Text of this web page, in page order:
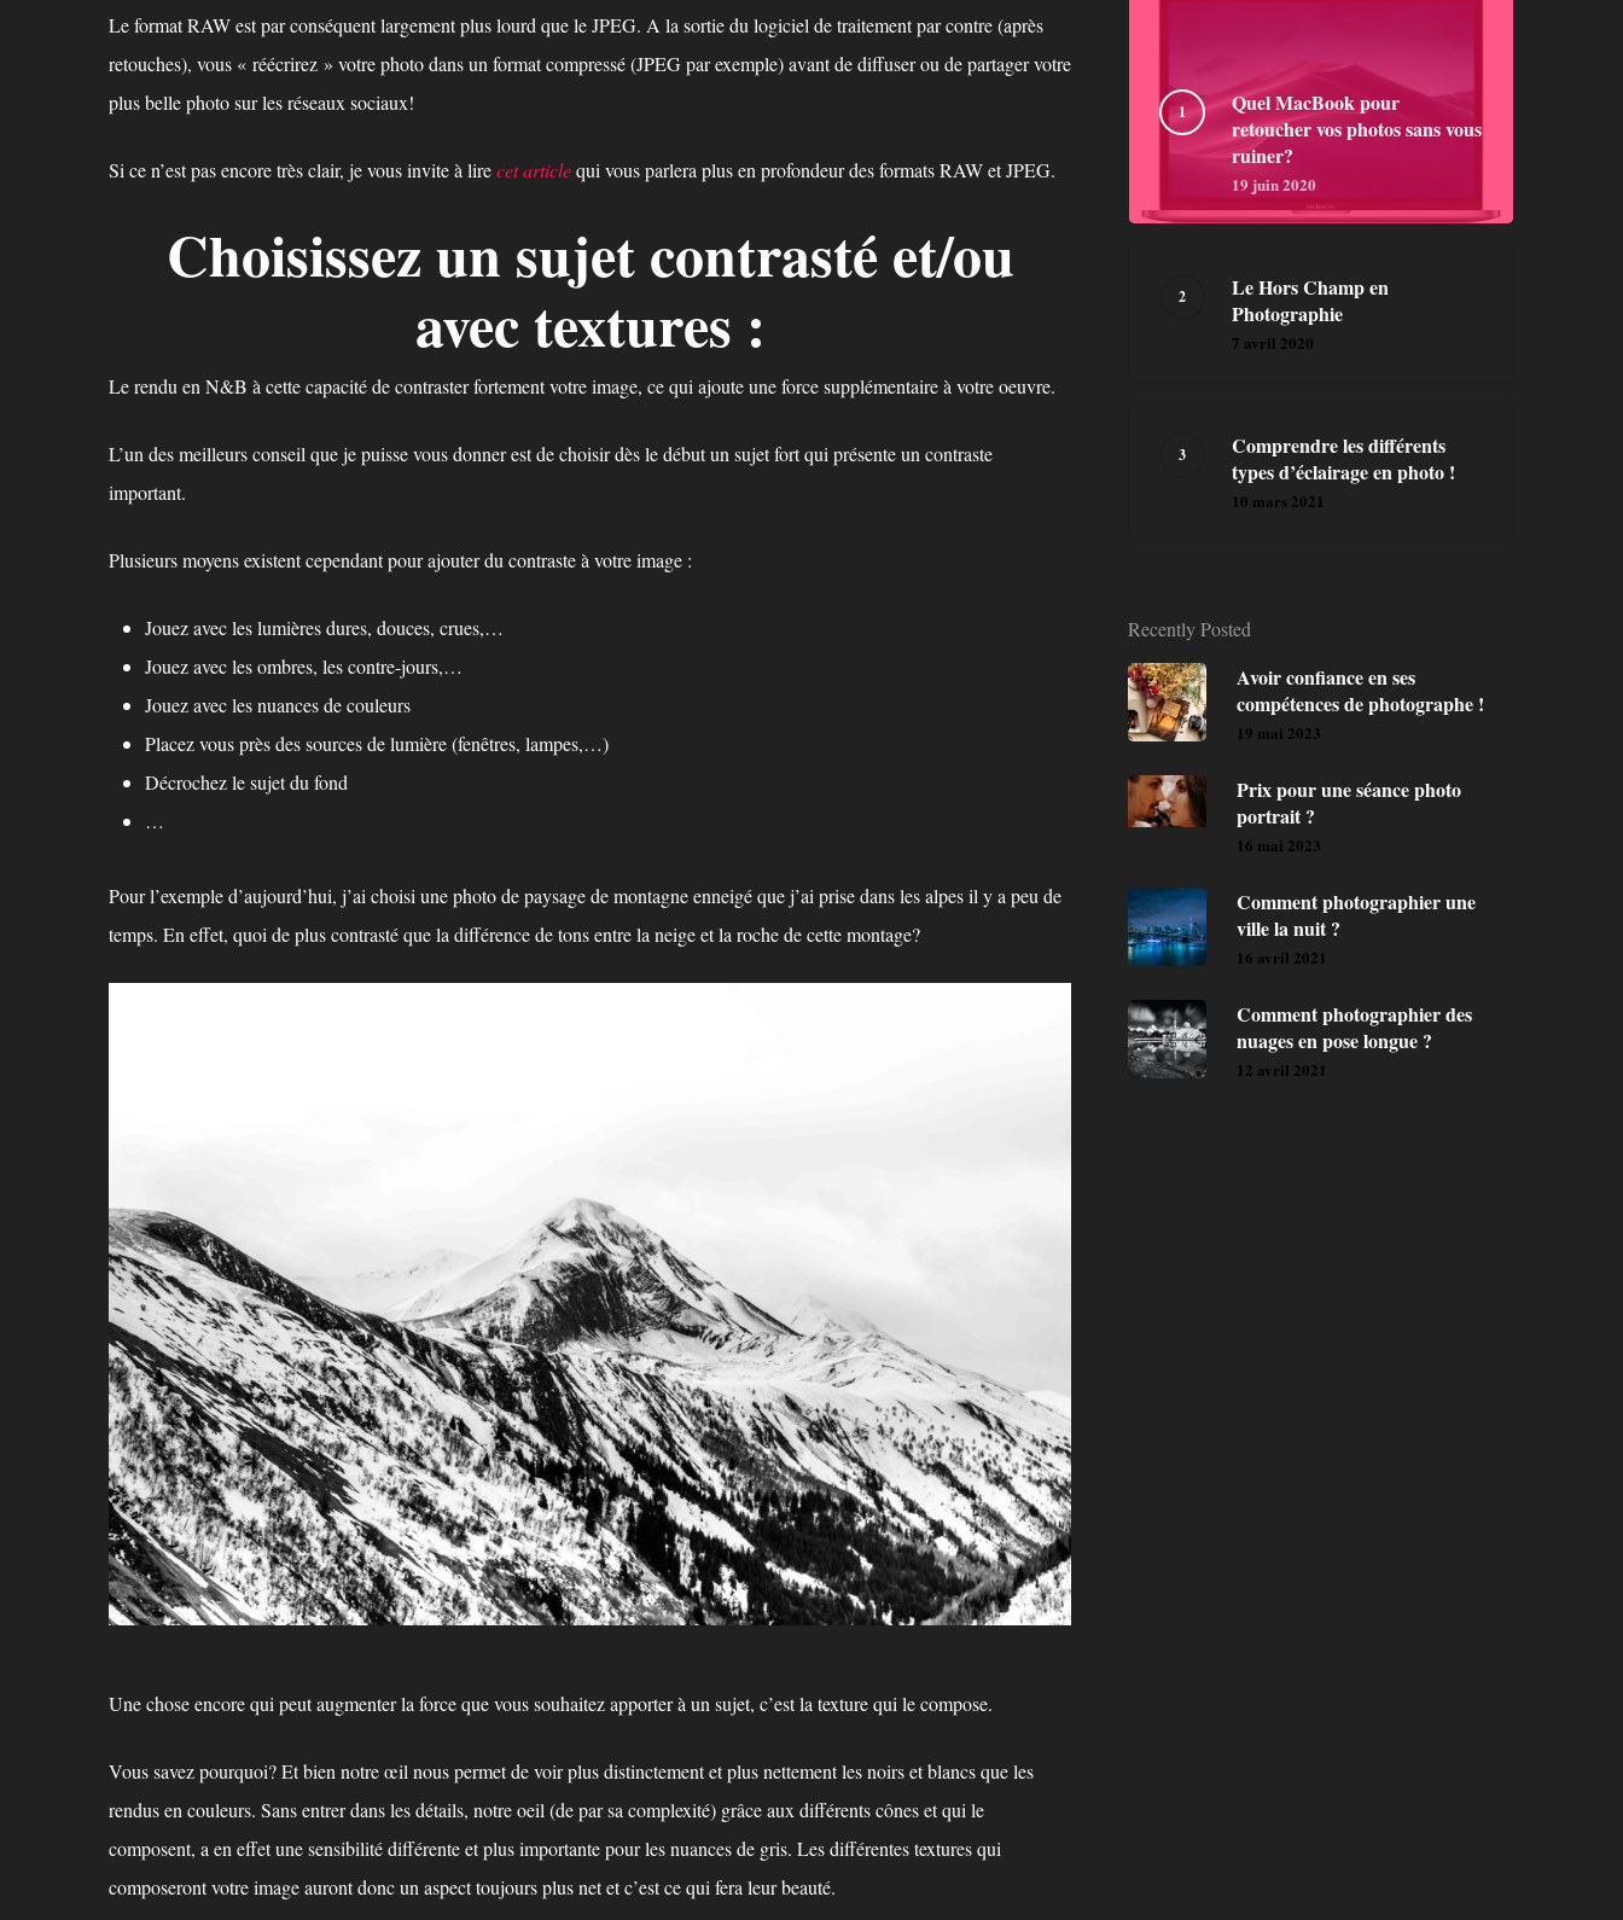
Le format RAW est par conséquent largement plus lourd que le JPEG. A la sortie du logiciel de traitement par contre (après
retouches), vous « réécrirez » votre photo dans un format compressé (JPEG par exemple) avant de diffuser ou de partager votre
plus belle photo sur les réseaux sociaux!
Si ce n’est pas encore très clair, je vous invite à lirecet articlequi vous parlera plus en profondeur des formats RAW et JPEG.
Choisissez un sujet contrasté et/ou
avec textures :
Le rendu en N&B à cette capacité de contraster fortement votre image, ce qui ajoute une force supplémentaire à votre oeuvre.
L’un des meilleurs conseil que je puisse vous donner est de choisir dès le début un sujet fort qui présente un contraste
important.
Plusieurs moyens existent cependant pour ajouter du contraste à votre image :
Jouez avec les lumières dures, douces, crues,…
Jouez avec les ombres, les contre-jours,…
Jouez avec les nuances de couleurs
Placez vous près des sources de lumière (fenêtres, lampes,…)
Décrochez le sujet du fond
…
Pour l’exemple d’aujourd’hui, j’ai choisi une photo de paysage de montagne enneigé que j’ai prise dans les alpes il y a peu de
temps. En effet, quoi de plus contrasté que la différence de tons entre la neige et la roche de cette montage?
Une chose encore qui peut augmenter la force que vous souhaitez apporter à un sujet, c’est la texture qui le compose.
Vous savez pourquoi? Et bien notre œil nous permet de voir plus distinctement et plus nettement les noirs et blancs que les
rendus en couleurs. Sans entrer dans les détails, notre oeil (de par sa complexité) grâce aux différents cônes et qui le
composent, a en effet une sensibilité différente et plus importante pour les nuances de gris. Les différentes textures qui
composeront votre image auront donc un aspect toujours plus net et c’est ce qui fera leur beauté.
Quel MacBook pour
retoucher vos photos sans vous
ruiner?
19 juin 2020
Le Hors Champ en
Photographie
7 avril 2020
Comprendre les différents
types d’éclairage en photo !
10 mars 2021
Recently Posted
Avoir confiance en ses
compétences de photographe !
19 mai 2023
Prix pour une séance photo
portrait ?
16 mai 2023
Comment photographier une
ville la nuit ?
16 avril 2021
Comment photographier des
nuages en pose longue ?
12 avril 2021